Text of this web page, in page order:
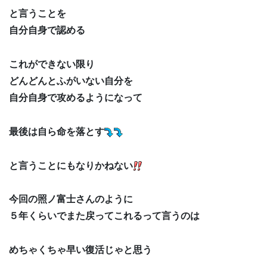
と言うことを
自分自身で認める
これができない限り
どんどんとふがいない自分を
自分自身で攻めるようになって
最後は自ら命を落とす
と言うことにもなりかねない
今回の照ノ富士さんのように
５年くらいでまた戻ってこれるって言うのは
めちゃくちゃ早い復活じゃと思う